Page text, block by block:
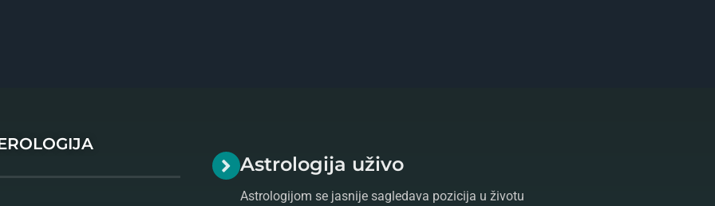
Astrologija uživo
Astrologijom se jasnije sagledava pozicija u životu